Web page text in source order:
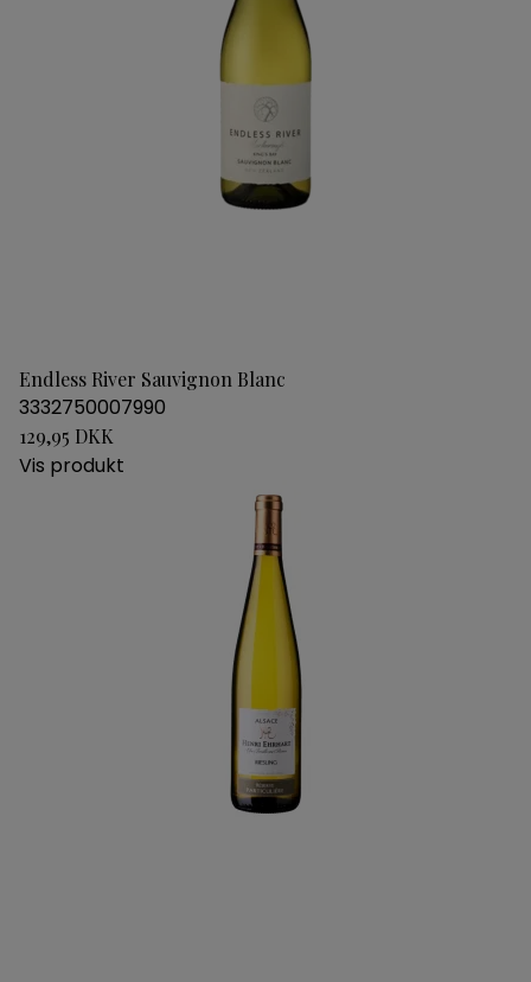
Endless River Sauvignon Blanc
3332750007990
129,95 DKK
Vis produkt